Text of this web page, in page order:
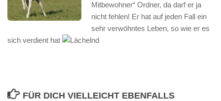
Mitbewohner“ Ordner, da darf er ja
nicht fehlen! Er hat auf jeden Fall ein
sehr verwöhntes Leben, so wie er es
sich verdient hat
FÜR DICH VIELLEICHT EBENFALLS